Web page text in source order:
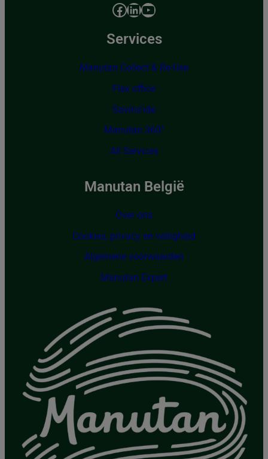
Facebook LinkedIn YouTube
Services
Manutan Collect & Re-Use
Flex office
Savins’ide
Manutan 360°
All Services
Manutan België
Over ons
Cookies, privacy en veiligheid
Algemene voorwaarden
Manutan Expert